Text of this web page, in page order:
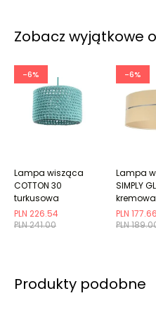
Zobacz wyjątkowe
-6%
PLN 241.00
PLN 226.54
Lampa wisząca
COTTON 30
turkusowa
-6%
PLN
PLN 177.66
Lampa
SIMPLY
kremowa
Produkty podobne